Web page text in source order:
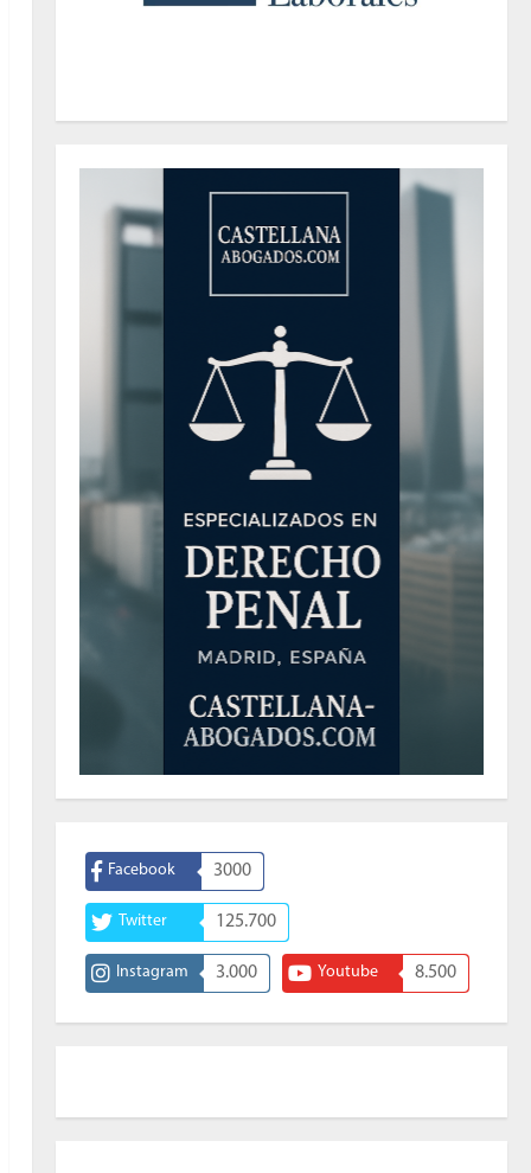
Facebook 3000
Twitter 125.700
Instagram 3.000 Youtube 8.500